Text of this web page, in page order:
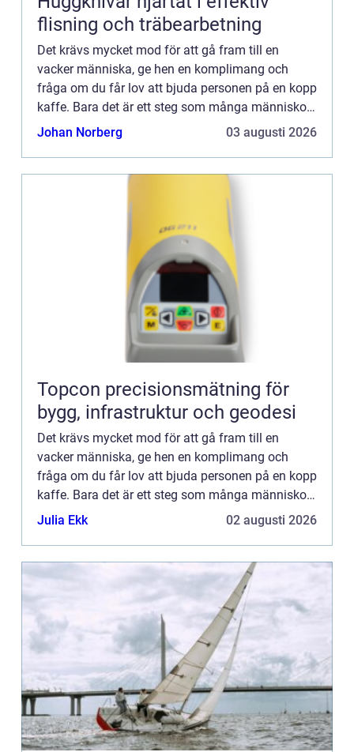
flisning och träbearbetning
Det krävs mycket mod för att gå fram till en
vacker människa, ge hen en komplimang och
fråga om du får lov att bjuda personen på en kopp
kaffe. Bara det är ett steg som många människor
helt enkel...
Johan Norberg 03 augusti 2026
Topcon precisionsmätning för
bygg, infrastruktur och geodesi
Det krävs mycket mod för att gå fram till en
vacker människa, ge hen en komplimang och
fråga om du får lov att bjuda personen på en kopp
kaffe. Bara det är ett steg som många människor
helt enkel...
Julia Ekk 02 augusti 2026